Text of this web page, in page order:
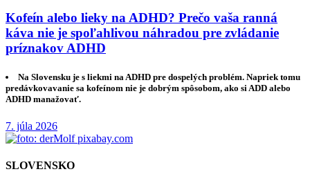
Kofeín alebo lieky na ADHD? Prečo vaša ranná
káva nie je spoľahlivou náhradou pre zvládanie
príznakov ADHD
Na Slovensku je s liekmi na ADHD pre dospelých problém. Napriek tomu
predávkovavanie sa kofeínom nie je dobrým spôsobom, ako si ADD alebo
ADHD manažovať.
7. júla 2026
SLOVENSKO